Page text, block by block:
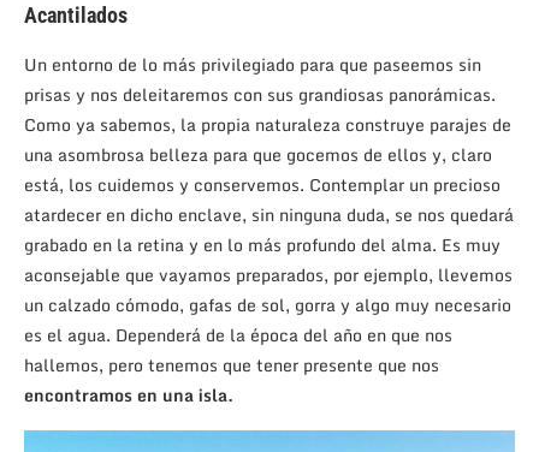
Acantilados
Un entorno de lo más privilegiado para que paseemos sin
prisas y nos deleitaremos con sus grandiosas panorámicas.
Como ya sabemos, la propia naturaleza construye parajes de
una asombrosa belleza para que gocemos de ellos y, claro
está, los cuidemos y conservemos. Contemplar un precioso
atardecer en dicho enclave, sin ninguna duda, se nos quedará
grabado en la retina y en lo más profundo del alma. Es muy
aconsejable que vayamos preparados, por ejemplo, llevemos
un calzado cómodo, gafas de sol, gorra y algo muy necesario
es el agua. Dependerá de la época del año en que nos
hallemos, pero tenemos que tener presente que nos
encontramos en una isla.